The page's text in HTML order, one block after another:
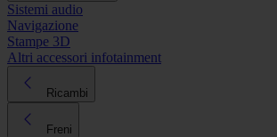
Sistemi audio
Navigazione
Stampe 3D
Altri accessori infotainment
Ricambi
Freni